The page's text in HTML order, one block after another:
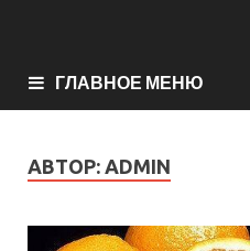
ГЛАВНОЕ МЕНЮ
АВТОР: ADMIN